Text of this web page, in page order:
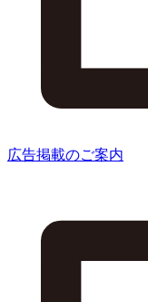
広告掲載のご案内